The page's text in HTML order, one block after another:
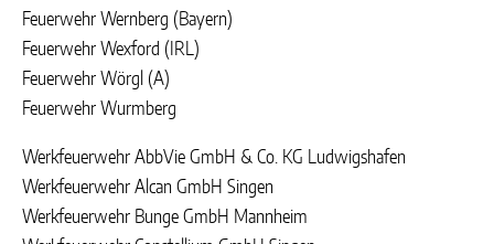
Feuerwehr Wernberg (Bayern)
Feuerwehr Wexford (IRL)
Feuerwehr Wörgl (A)
Feuerwehr Wurmberg
Werkfeuerwehr AbbVie GmbH & Co. KG Ludwigshafen
Werkfeuerwehr Alcan GmbH Singen
Werkfeuerwehr Bunge GmbH Mannheim